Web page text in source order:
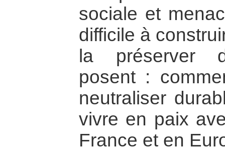
sociale et
difficile à
la préserver
posent :
neutraliser
vivre en paix
France et en